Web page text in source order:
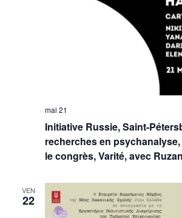
Initiative Russie, Saint-
recherches en
le congrès, Varité, avec
mai 21
VEN
22